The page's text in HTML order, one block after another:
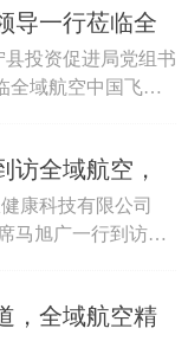
导一行莅临全
向赋能谋共赢
投资促进局党组书
全域航空中国飞谷
董事长许尚伟出
访全域航空，
生态
康科技有限公司
马旭广一行到访全
展深度参观交
、资本多方代表，
，全域航空精